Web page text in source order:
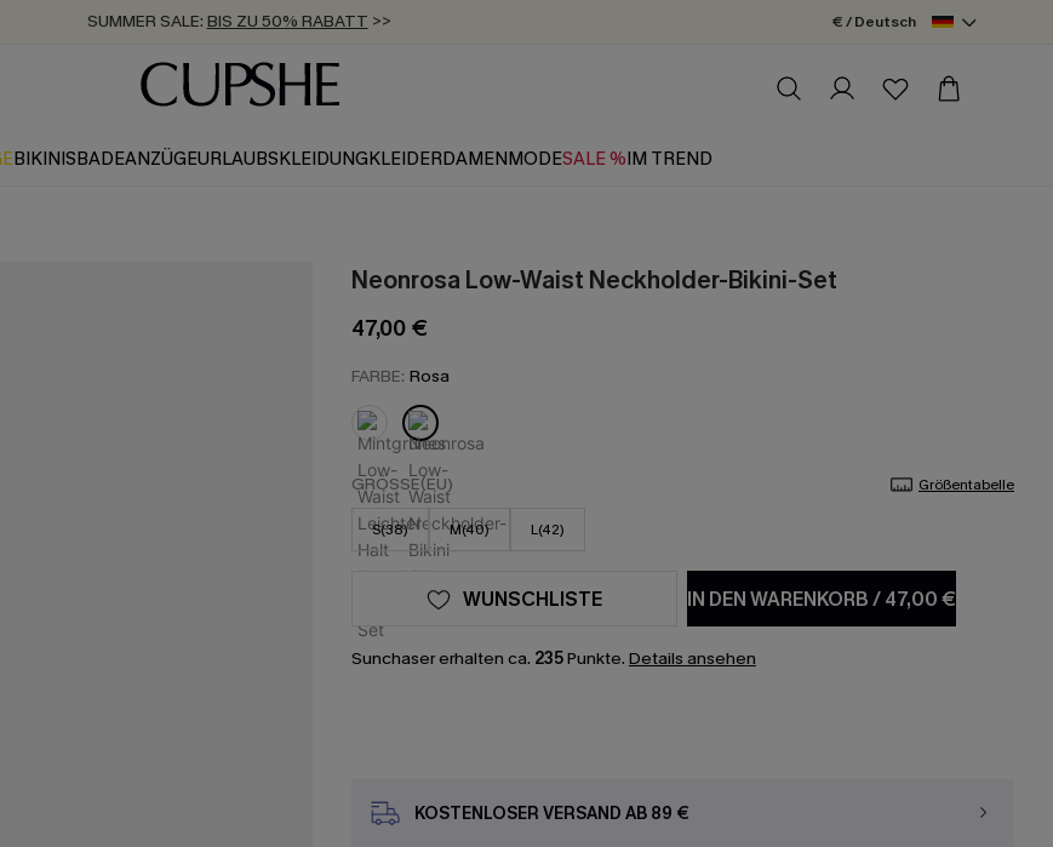
ZUM NEWSLETTER:BIS ZU -20% EXTRA ERHALTEN
KOSTENLOSER VERSAND AB 89 €
€ / Deutsch
BIKINISBADEANZÜGEURLAUBSKLEIDUNGKLEIDERDAMENMODESALE %IM TREND
Neonrosa Low-Waist Neckholder-Bikini-Set
47,00 €
FARBE: Rosa
GRÖSSE(EU) Größentabelle
S(38) M(40) L(42)
IN DEN WARENKORB/47,00 €
WUNSCHLISTE
Sunchaser erhalten ca. 235Punkte. Details ansehen
KOSTENLOSER VERSAND AB 89 €